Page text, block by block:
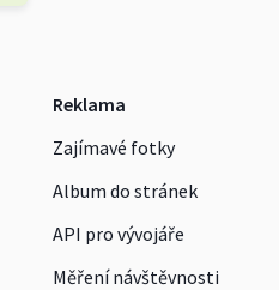
Reklama
Zajímavé fotky
Album do stránek
API pro vývojáře
Měření návštěvnosti